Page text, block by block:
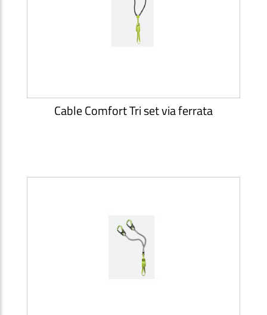
Cable Comfort Tri set via ferrata